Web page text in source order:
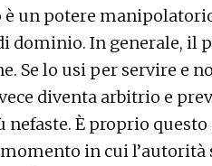
è un potere
dominio. In generale, il
Se lo usi per servire e
diventa arbitrio e
È proprio
in cui